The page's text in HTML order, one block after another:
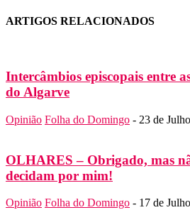
ARTIGOS RELACIONADOS
Intercâmbios episcopais entre
do Algarve
Opinião Folha do Domingo - 23 de
OLHARES – Obrigado, mas
decidam por mim!
Opinião Folha do Domingo - 17 de